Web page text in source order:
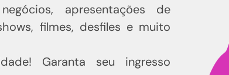
apresentações de
filmes, desfiles e muito
Garanta seu ingresso